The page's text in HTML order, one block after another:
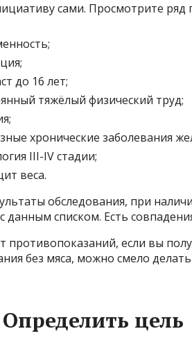
сами. Просмотрите ряд
до 16 лет;
тяжёлый физический труд;
хронические заболевания
III-IV стадии;
веса.
обследования, при
данным списком. Есть
противопоказаний, если вы
без мяса, можно смело
цель